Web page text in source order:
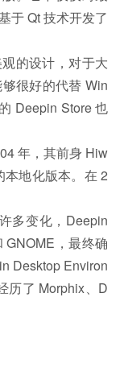
于 Qt 技术开发了
的设计，对于大
很好的代替 Win
Deepin Store 也
年，其前身 Hiw
地化版本。在 2
多变化，Deepin
GNOME，最终确
Desktop Environ
历了 Morphix、D